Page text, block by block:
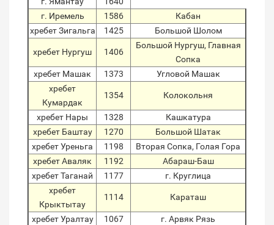
г. Иремель
1586
Кабан
хребет Зигальга
1425 Большой Шолом
хребет Нургуш 1406
Большой Нургуш, Главная
Сопка
хребет Машак
1373
Угловой Машак
хребет
Кумардак
1354 Колокольня
хребет Нары 1328
Кашкатура
хребет Баштау
1270
Большой Шатак
хребет Уреньга
1198
Вторая Сопка, Голая Гора
хребет Аваляк
1192
Абараш-Баш
хребет Таганай
1177
г. Круглица
хребет
Крыктытау
1114 Караташ
хребет Уралтау 1067
г. Арвяк Рязь